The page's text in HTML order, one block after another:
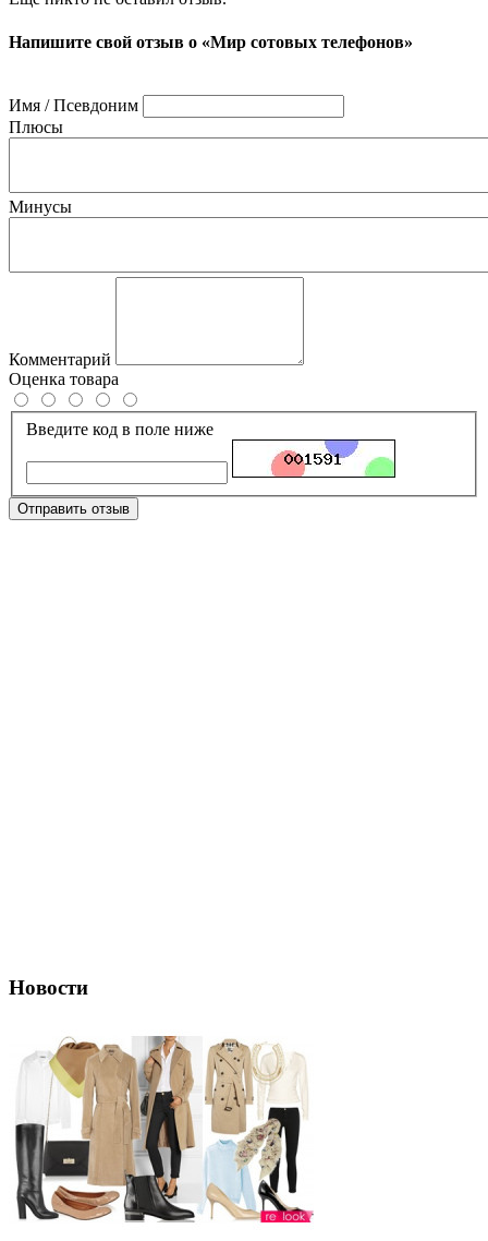
Напишите свой отзыв о «Мир сотовых телефонов»
Имя / Псевдоним
Плюсы
Минусы
Комментарий
Оценка товара
Введите код в поле ниже
Отправить отзыв
Новости